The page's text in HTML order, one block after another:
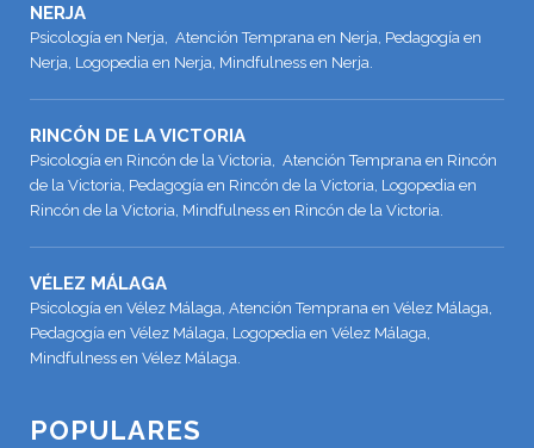
NERJA
Psicología en Nerja, Atención Temprana en Nerja, Pedagogía en
Nerja, Logopedia en Nerja, Mindfulness en Nerja.
RINCÓN DE LA VICTORIA
Psicología en Rincón de la Victoria, Atención Temprana en Rincón
de la Victoria, Pedagogía en Rincón de la Victoria, Logopedia en
Rincón de la Victoria, Mindfulness en Rincón de la Victoria.
VÉLEZ MÁLAGA
Psicología en Vélez Málaga, Atención Temprana en Vélez Málaga,
Pedagogía en Vélez Málaga, Logopedia en Vélez Málaga,
Mindfulness en Vélez Málaga.
POPULARES